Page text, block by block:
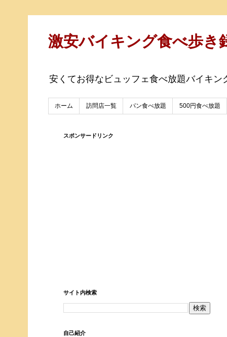
激安バイキング食べ歩き
安くてお得なビュッフェ食べ放題バイキン
ホーム 訪問店一覧 パン食べ放題 500円食べ放題
スポンサードリンク
サイト内検索
自己紹介